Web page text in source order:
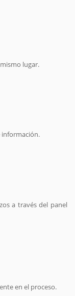
lugar.
información.
a través del panel
en el proceso.